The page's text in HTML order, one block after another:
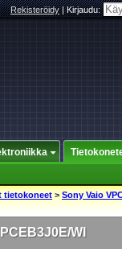
Rekisteröidy|Kirjaudu:
tietokoneet > Sony Vaio
WI